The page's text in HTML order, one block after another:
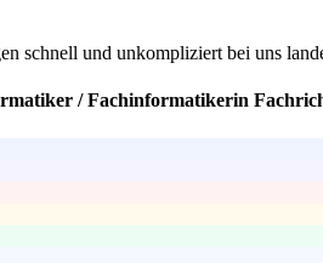
schnell und unkompliziert bei uns
/ Fachinformatikerin